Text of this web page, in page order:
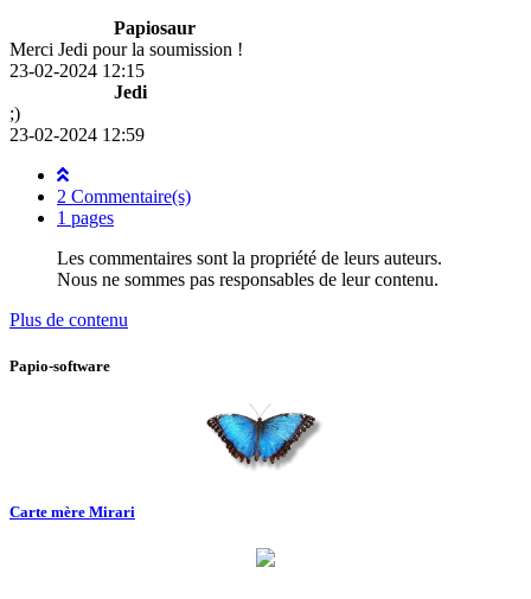
Papiosaur
Merci Jedi pour la soumission !
23-02-2024 12:15
Jedi
;)
23-02-2024 12:59
2 Commentaire(s)
1 pages
Les commentaires sont la propriété de leurs auteurs.
Nous ne sommes pas responsables de leur contenu.
Plus de contenu
Papio-software
Carte mère Mirari